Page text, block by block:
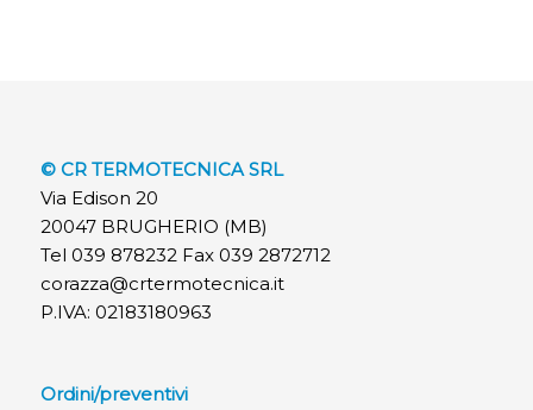
© CR TERMOTECNICA SRL
Via Edison 20
20047 BRUGHERIO (MB)
Tel 039 878232 Fax 039 2872712
corazza@crtermotecnica.it
P.IVA: 02183180963
Ordini/preventivi